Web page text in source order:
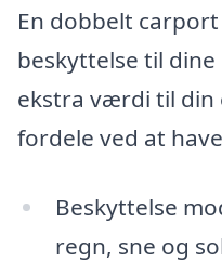
En dobbelt
beskyttelse til
ekstra værdi til din
fordele ved at
Beskyttelse
regn, sne og